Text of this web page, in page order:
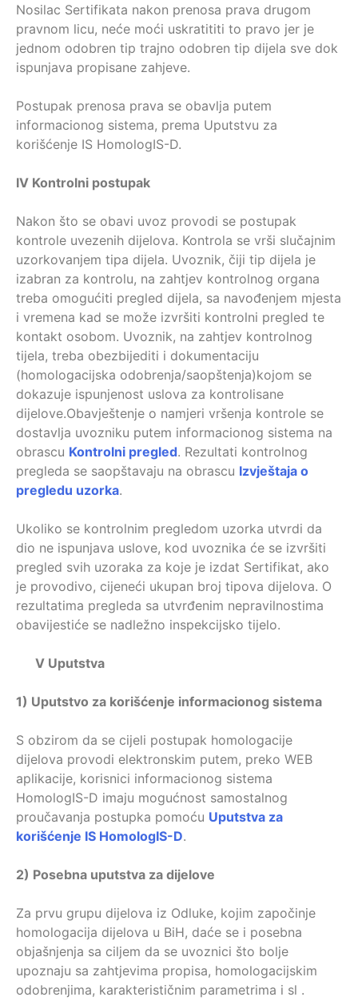
Nosilac Sertifikata nakon prenosa prava drugom
pravnom licu, neće moći uskratititi to pravo jer je
jednom odobren tip trajno odobren tip dijela sve dok
ispunjava propisane zahjeve.
Postupak prenosa prava se obavlja putem
informacionog sistema, prema Uputstvu za
korišćenje IS HomologIS-D.
IV Kontrolni postupak
Nakon što se obavi uvoz provodi se postupak
kontrole uvezenih dijelova. Kontrola se vrši slučajnim
uzorkovanjem tipa dijela. Uvoznik, čiji tip dijela je
izabran za kontrolu, na zahtjev kontrolnog organa
treba omogućiti pregled dijela, sa navođenjem mjesta
i vremena kad se može izvršiti kontrolni pregled te
kontakt osobom. Uvoznik, na zahtjev kontrolnog
tijela, treba obezbijediti i dokumentaciju
(homologacijska odobrenja/saopštenja)kojom se
dokazuje ispunjenost uslova za kontrolisane
dijelove.Obavještenje o namjeri vršenja kontrole se
dostavlja uvozniku putem informacionog sistema na
obrascu Kontrolni pregled. Rezultati kontrolnog
pregleda se saopštavaju na obrascu Izvještaja o
pregledu uzorka.
Ukoliko se kontrolnim pregledom uzorka utvrdi da
dio ne ispunjava uslove, kod uvoznika će se izvršiti
pregled svih uzoraka za koje je izdat Sertifikat, ako
je provodivo, cijeneći ukupan broj tipova dijelova. O
rezultatima pregleda sa utvrđenim nepravilnostima
obavijestiće se nadležno inspekcijsko tijelo.
V Uputstva
1) Uputstvo za korišćenje informacionog sistema
S obzirom da se cijeli postupak homologacije
dijelova provodi elektronskim putem, preko WEB
aplikacije, korisnici informacionog sistema
HomologIS-D imaju mogućnost samostalnog
proučavanja postupka pomoću Uputstva za
korišćenje IS HomologIS-D.
2) Posebna uputstva za dijelove
Za prvu grupu dijelova iz Odluke, kojim započinje
homologacija dijelova u BiH, daće se i posebna
objašnjenja sa ciljem da se uvoznici što bolje
upoznaju sa zahtjevima propisa, homologacijskim
odobrenjima, karakterističnim parametrima i sl .